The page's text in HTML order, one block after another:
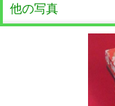
他の写真